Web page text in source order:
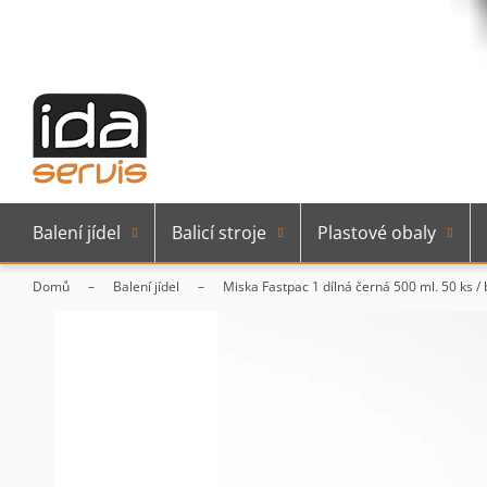
Balení jídel Balicí stroje Plastové obaly
Domů Balení jídel Miska Fastpac 1 dílná černá 500 ml. 50 ks /